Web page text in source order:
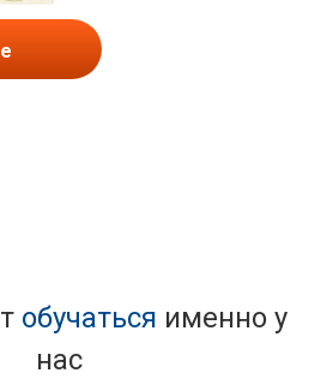
обучаться именно у
нас